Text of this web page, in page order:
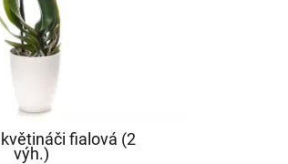
fialová (2
výh.)